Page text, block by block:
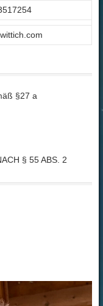
§27 a
§ 55 ABS. 2